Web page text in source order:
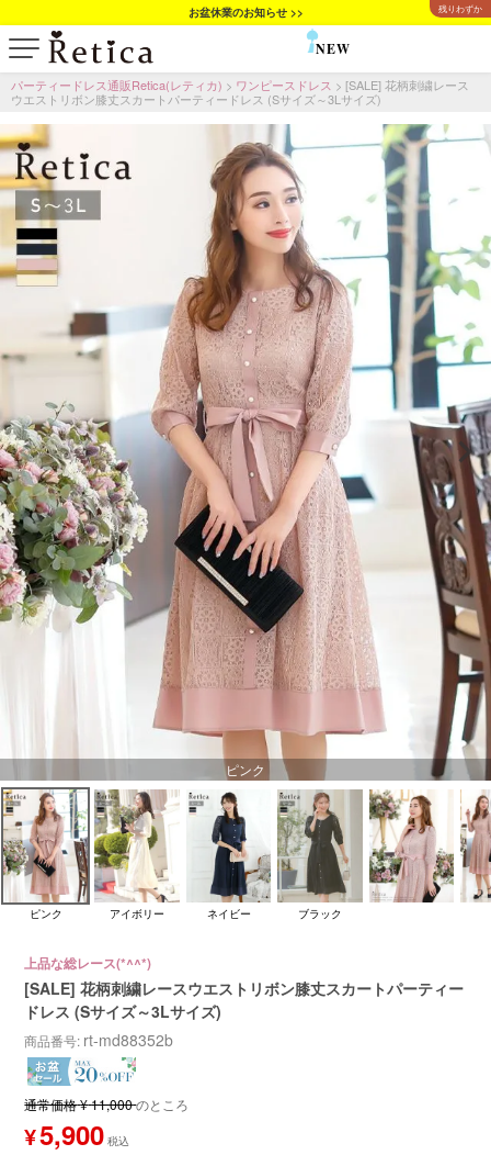
お盆休業のお知らせ >>
NEW
パーティードレス通販Retica(レティカ) ワンピースドレス
[SALE] 花柄刺繍レース
ウエストリボン膝丈スカートパーティードレス (Sサイズ～3Lサイズ)
ピンク
ピンク アイボリー ネイビー ブラック
上品な総レース(*^^*)
[SALE] 花柄刺繍レースウエストリボン膝丈スカートパーティー
ドレス (Sサイズ～3Lサイズ)
商品番号 rt-md88352b
残りわずか
通常価格¥11,000のところ
¥5,900